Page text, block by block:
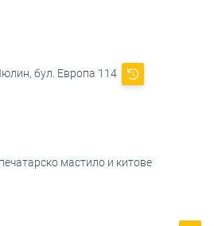
бул. Европа 114
мастило и китове